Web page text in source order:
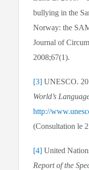
bullying in the
Norway: the
Journal of
2008;67(1).
[3] UNESCO.
World’s
http://
(Consultation le
[4] United
Report of the